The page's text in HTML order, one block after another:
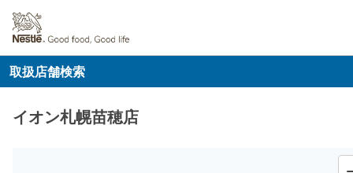
取扱店舗検索
イオン札幌苗穂店